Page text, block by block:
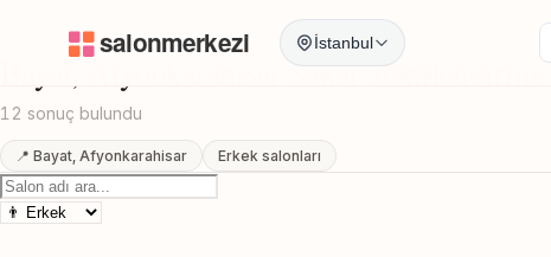
İstanbul
Sakal Sekillendirme
Bayat, Afyonkarahisar Sakal Sekillendirme
12 sonuç bulundu
📍 Bayat, Afyonkarahisar Erkek salonları